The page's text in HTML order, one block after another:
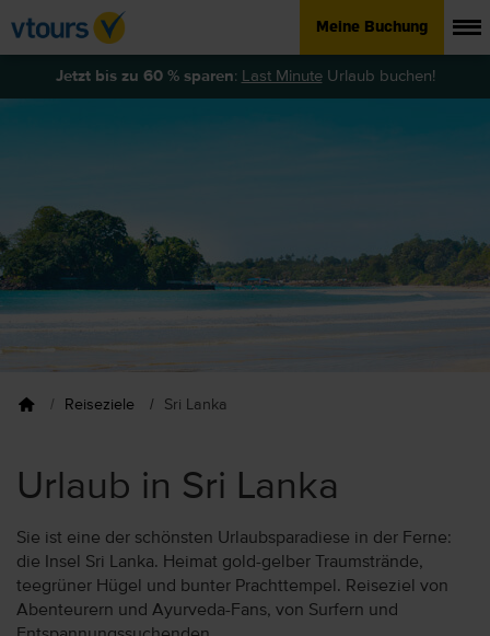
Meine Buchung
Jetzt bis zu 60 % sparen: Last MinuteUrlaub buchen!
Reiseziele Sri Lanka
Urlaub in Sri Lanka
Sie ist eine der schönsten Urlaubsparadiese in der Ferne:
die Insel Sri Lanka. Heimat gold-gelber Traumstrände,
teegrüner Hügel und bunter Prachttempel. Reiseziel von
Abenteurern und Ayurveda-Fans, von Surfern und